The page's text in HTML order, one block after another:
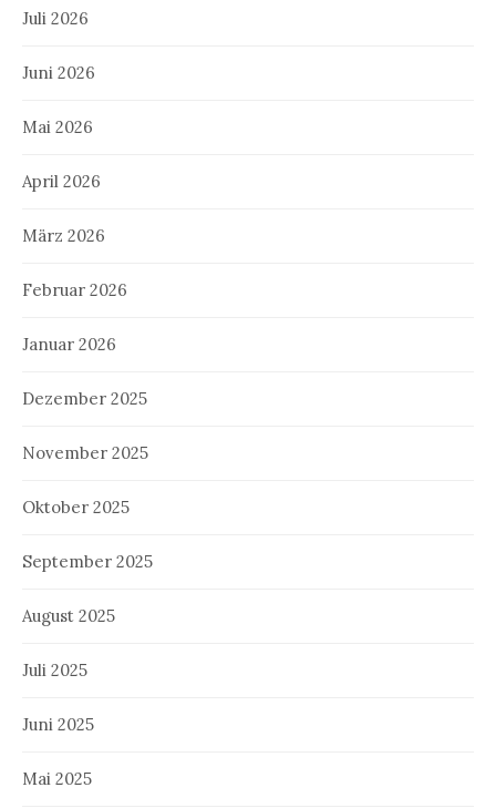
Juli 2026
Juni 2026
Mai 2026
April 2026
März 2026
Februar 2026
Januar 2026
Dezember 2025
November 2025
Oktober 2025
September 2025
August 2025
Juli 2025
Juni 2025
Mai 2025